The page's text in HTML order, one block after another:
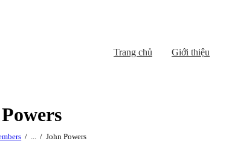
Trang chủ Giới thiệu
... John Powers